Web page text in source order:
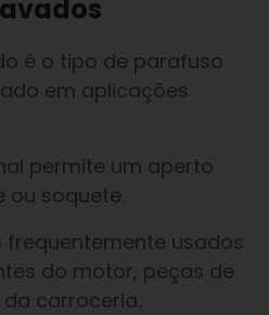
é o tipo de parafuso
em aplicações
permite um aperto
ou soquete.
frequentemente usados
do motor, peças de
carroceria.